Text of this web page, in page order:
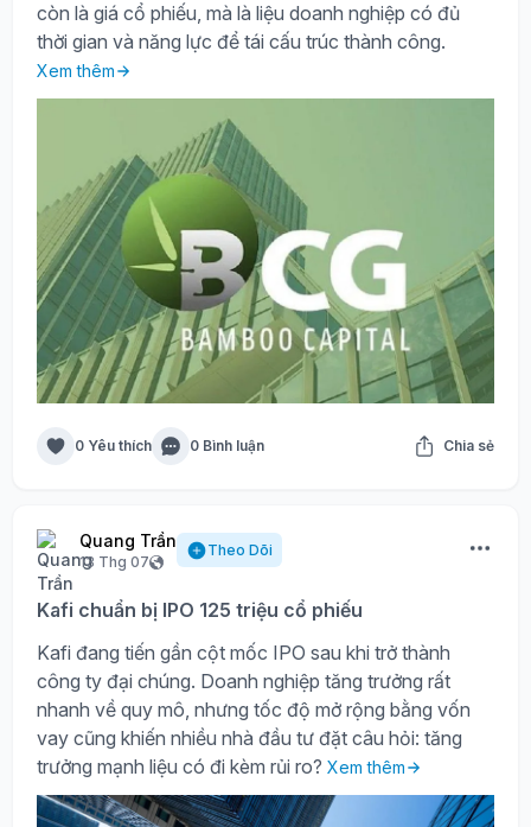
còn là giá cổ phiếu, mà là liệu doanh nghiệp có đủ
thời gian và năng lực để tái cấu trúc thành công.
Xem thêm
0 Yêu thích 0 Bình luận Chia sẻ
Quang Trần
13 Thg 07
Theo Dõi
Kafi chuẩn bị IPO 125 triệu cổ phiếu
Kafi đang tiến gần cột mốc IPO sau khi trở thành
công ty đại chúng. Doanh nghiệp tăng trưởng rất
nhanh về quy mô, nhưng tốc độ mở rộng bằng vốn
vay cũng khiến nhiều nhà đầu tư đặt câu hỏi: tăng
trưởng mạnh liệu có đi kèm rủi ro? Xem thêm